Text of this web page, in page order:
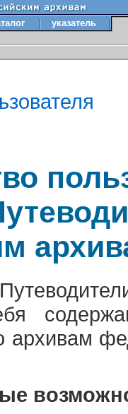
указатель
архивам